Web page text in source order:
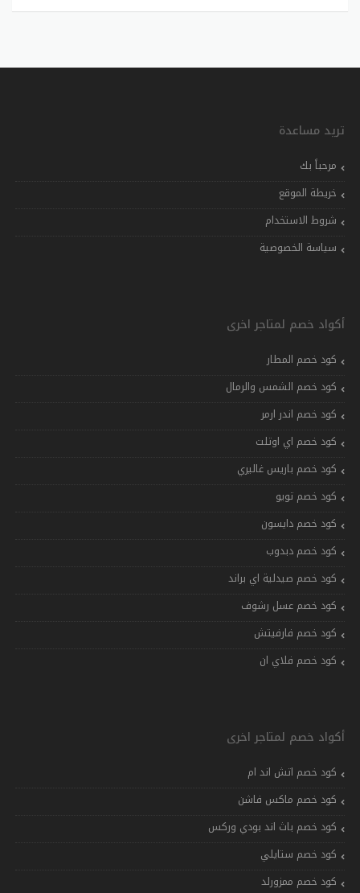
تريد مساعدة
مرحباً بك
خريطة الموقع
شروط الاستخدام
سياسة الخصوصية
أكواد خصم لمتاجر اخرى
كود خصم المطار
كود خصم الشمس والرمال
كود خصم اندر ارمر
كود خصم اي اوتلت
كود خصم باريس غاليري
كود خصم تويو
كود خصم دايسون
كود خصم دبدوب
كود خصم صيدلية اي براند
كود خصم عسل رشوف
كود خصم فارفيتش
كود خصم فلاي ان
أكواد خصم لمتاجر اخرى
كود خصم اتش اند ام
كود خصم ماكس فاشن
كود خصم باث اند بودي وركس
كود خصم ستايلي
كود خصم ممزورلد